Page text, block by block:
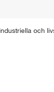
och